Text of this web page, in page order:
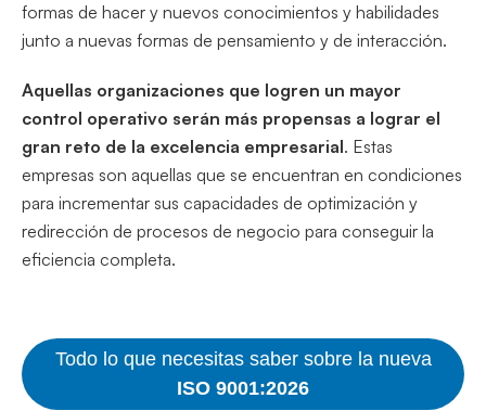
formas de hacer y nuevos conocimientos y habilidades
junto a nuevas formas de pensamiento y de interacción.
Aquellas organizaciones que logren un mayor
control operativo serán más propensas a lograr el
gran reto de la excelencia empresarial. Estas
empresas son aquellas que se encuentran en condiciones
para incrementar sus capacidades de optimización y
redirección de procesos de negocio para conseguir la
eficiencia completa.
Todo lo que necesitas saber sobre la nueva
ISO 9001:2026